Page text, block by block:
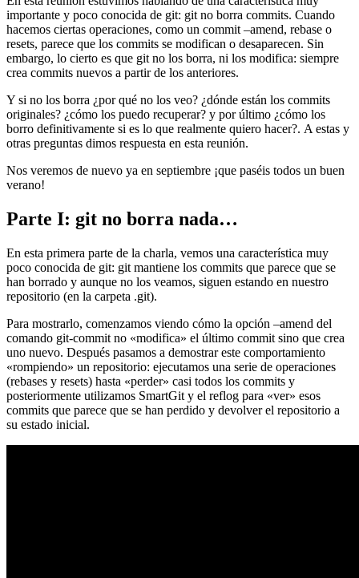
importante y poco conocida de git: git no borra commits. Cuando
hacemos ciertas operaciones, como un commit –amend, rebase o
resets, parece que los commits se modifican o desaparecen. Sin
embargo, lo cierto es que git no los borra, ni los modifica: siempre
crea commits nuevos a partir de los anteriores.
Y si no los borra ¿por qué no los veo? ¿dónde están los commits
originales? ¿cómo los puedo recuperar? y por último ¿cómo los
borro definitivamente si es lo que realmente quiero hacer?. A estas y
otras preguntas dimos respuesta en esta reunión.
Nos veremos de nuevo ya en septiembre ¡que paséis todos un buen
verano!
Parte I: git no borra nada…
En esta primera parte de la charla, vemos una característica muy
poco conocida de git: git mantiene los commits que parece que se
han borrado y aunque no los veamos, siguen estando en nuestro
repositorio (en la carpeta .git).
Para mostrarlo, comenzamos viendo cómo la opción –amend del
comando git-commit no «modifica» el último commit sino que crea
uno nuevo. Después pasamos a demostrar este comportamiento
«rompiendo» un repositorio: ejecutamos una serie de operaciones
(rebases y resets) hasta «perder» casi todos los commits y
posteriormente utilizamos SmartGit y el reflog para «ver» esos
commits que parece que se han perdido y devolver el repositorio a
su estado inicial.